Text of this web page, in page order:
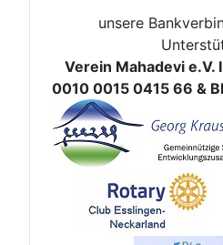
unsere
Verein Mahadevi e.V.
0010 0015 0415 66 &